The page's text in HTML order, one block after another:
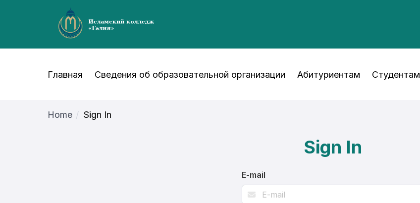
Главная Сведения об образовательной организации Абитуриентам Студентам
Home Sign In
Sign In
E-mail